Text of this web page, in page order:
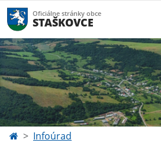
Oficiálne stránky obce
STAŠKOVCE
Infoúrad